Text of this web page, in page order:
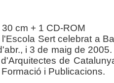
30 cm + 1 CD-ROM
l'Escola Sert celebrat a
i 3 de maig de
d'Arquitectes de
i Publicacions.